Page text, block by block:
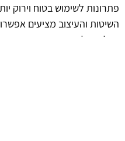
פתרונות לשימוש בטוח וירוק
השיטות והעיצוב מציעים
בבלונים לבטוח יותר עבור